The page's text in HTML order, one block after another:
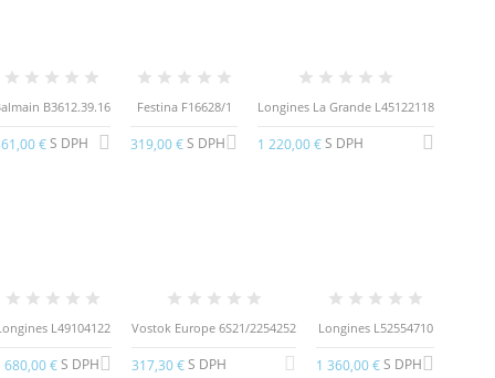
B3612.39.16
€S DPH
Festina F16628/1
319,00 €S DPH
Longines La Grande L45122118
1 220,00 €S DPH
L49104122
680,00 €S DPH
Vostok Europe 6S21/2254252
317,30 €S DPH
Longines L52554710
1 360,00 €S DPH